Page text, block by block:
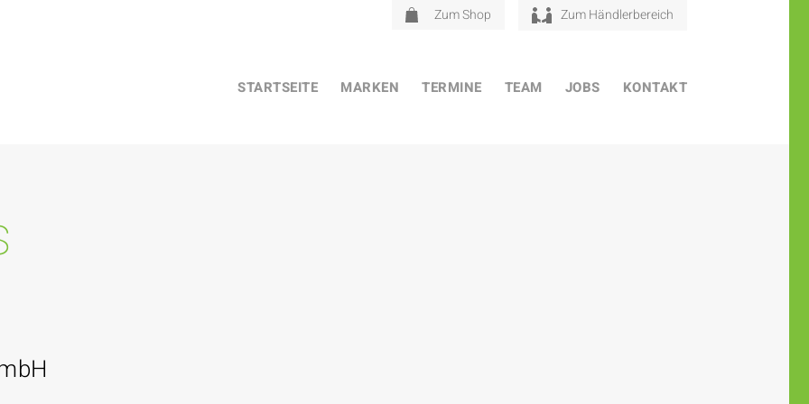
Zum Shop Zum Händlerbereich
STARTSEITE MARKEN TERMINE TEAM JOBS KONTAKT